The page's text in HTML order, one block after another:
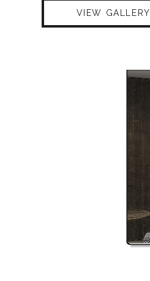
VIEW GALLERY